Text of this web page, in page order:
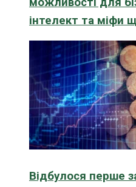
інтелект та міфи
Відбулося перше